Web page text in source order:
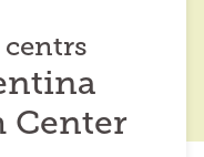
centrs
Center